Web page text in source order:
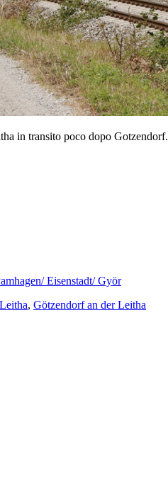
in transito poco dopo Gotzendorf.
Eisenstadt/ Györ
, Götzendorf an der Leitha